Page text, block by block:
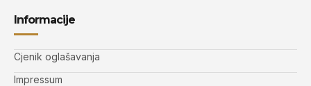
Informacije
Cjenik oglašavanja
Impressum